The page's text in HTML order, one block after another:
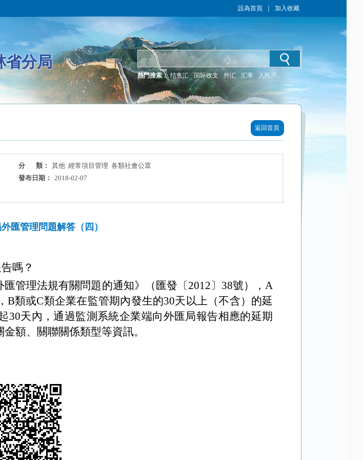
設為首頁 加入收藏
省分局
熱門搜索： 结售汇 国际收支 外汇 汇率 人民币
返回首頁
分 類：
其他 經常項目管理 各類社會公眾
發布日期：
2018-02-07
匯管理問題解答（四）
嗎？
管理法規有關問題的通知》（匯發〔2012〕 38號），A
B類或C類企業在監管期內發生的30天以上（不含）的延
30天內，通過監測系統企業端向外匯局報告相應的延期
額、關聯關係類型等資訊。